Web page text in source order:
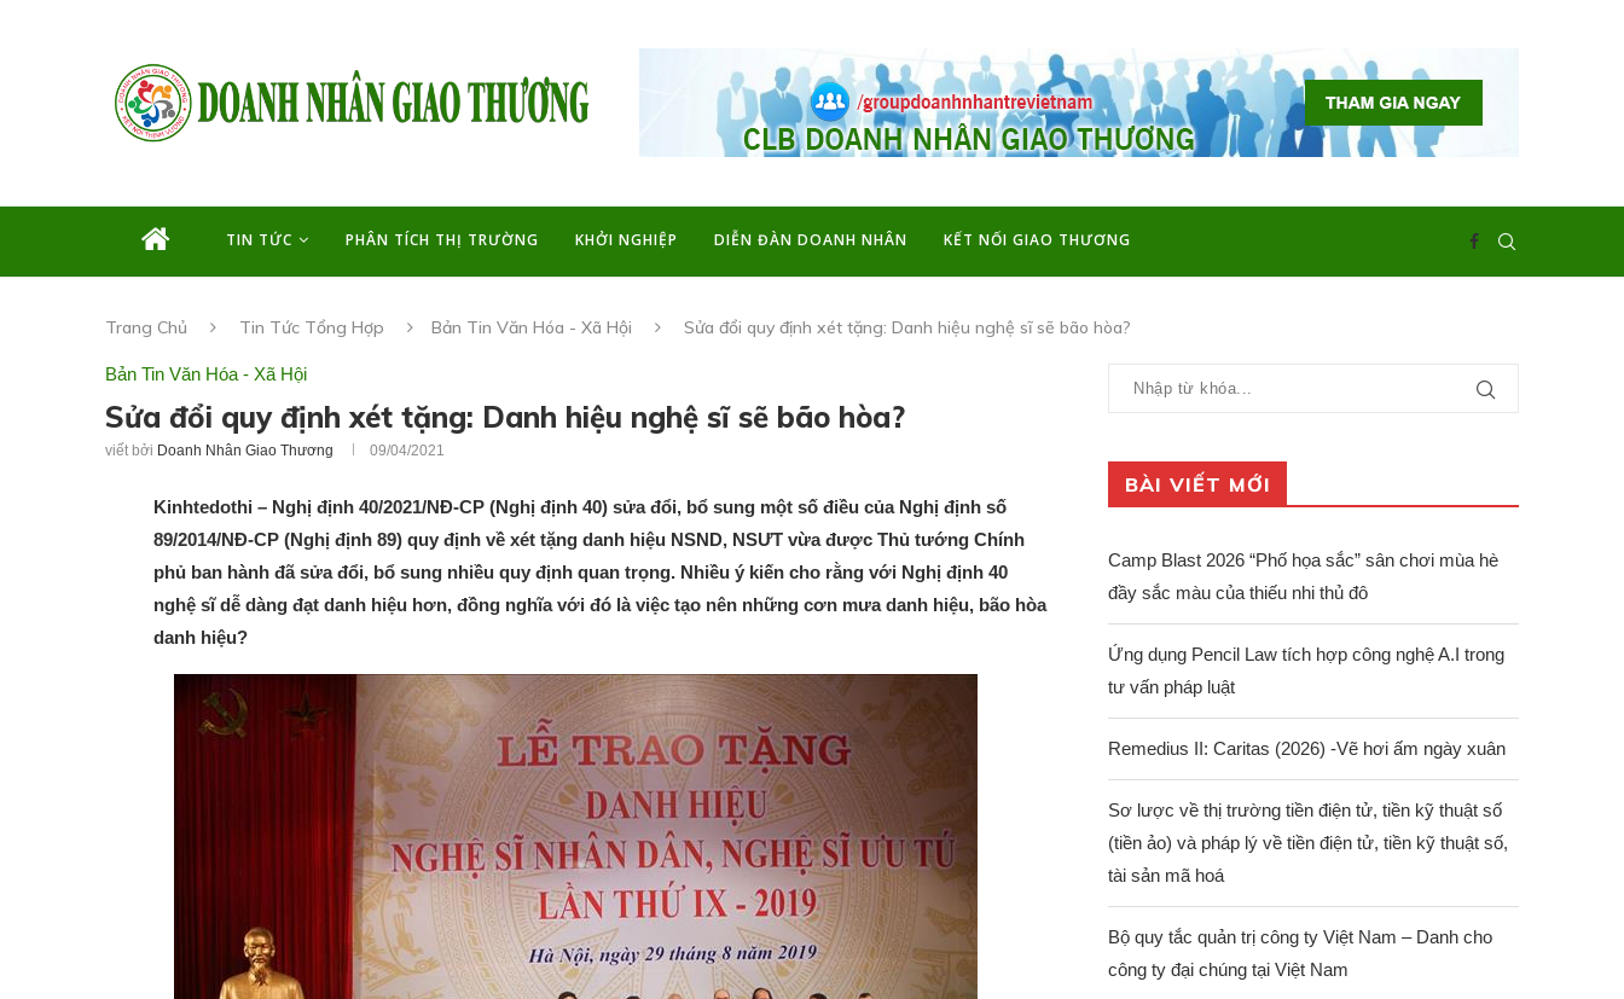
TIN TỨC PHÂN TÍCH THỊ TRƯỜNG KHỞI NGHIỆP DIỄN ĐÀN DOANH NHÂN KẾT NỐI GIAO THƯƠNG
Trang Chủ Tin Tức Tổng Hợp Bản Tin Văn Hóa - Xã Hội Sửa đổi quy định xét tặng: Danh hiệu nghệ sĩ sẽ bão hòa?
Bản Tin Văn Hóa - Xã Hội
Sửa đổi quy định xét tặng: Danh hiệu nghệ sĩ sẽ bão hòa?
viết bởi Doanh Nhân Giao Thương 09/04/2021
Kinhtedothi – Nghị định 40/2021/NĐ-CP (Nghị định 40) sửa đổi, bổ sung một số điều của Nghị định số
89/2014/NĐ-CP (Nghị định 89) quy định về xét tặng danh hiệu NSND, NSƯT vừa được Thủ tướng Chính
phủ ban hành đã sửa đổi, bổ sung nhiều quy định quan trọng. Nhiều ý kiến cho rằng với Nghị định 40
nghệ sĩ dễ dàng đạt danh hiệu hơn, đồng nghĩa với đó là việc tạo nên những cơn mưa danh hiệu, bão hòa
danh hiệu?
BÀI VIẾT MỚI
Camp Blast 2026 “Phố họa sắc” sân chơi mùa hè
đầy sắc màu của thiếu nhi thủ đô
Ứng dụng Pencil Law tích hợp công nghệ A.I trong
tư vấn pháp luật
Remedius II: Caritas (2026) -Vẽ hơi ấm ngày xuân
Sơ lược về thị trường tiền điện tử, tiền kỹ thuật số
(tiền ảo) và pháp lý về tiền điện tử, tiền kỹ thuật số,
tài sản mã hoá
Bộ quy tắc quản trị công ty Việt Nam – Danh cho
công ty đại chúng tại Việt Nam